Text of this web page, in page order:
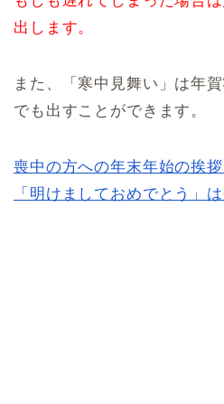
出します。
また、「寒中見舞い」は年
でも出すことができます。
喪中の方への年末年始の挨
「明けましておめでとう」